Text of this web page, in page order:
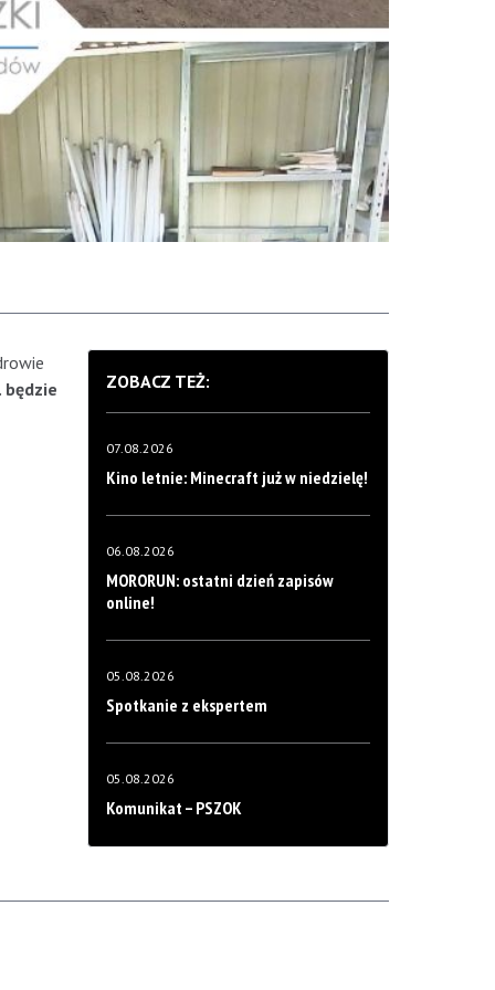
będzie
ZOBACZ TEŻ:
07.08.2026
Kino letnie: Minecraft już w niedzielę!
06.08.2026
MORORUN: ostatni dzień zapisów
online!
05.08.2026
Spotkanie z ekspertem
05.08.2026
Komunikat – PSZOK